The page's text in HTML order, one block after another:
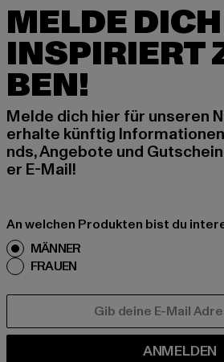
MELDE
INSPIRIERT
BEN!
Melde dich hier für unseren
erhalte künftig
nds, Angebote und
er E-Mail!
An welchen Produkten bist du
MÄNNER
FRAUEN
ANMELDEN